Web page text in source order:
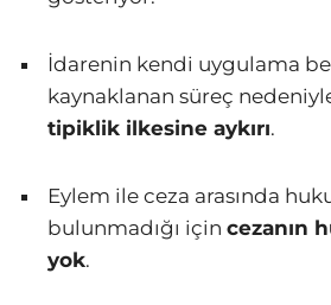
İdarenin kendi uygulama
kaynaklanan süreç
tipiklik ilkesine aykırı.
Eylem ile ceza arasında
bulunmadığı için cezanın
yok.